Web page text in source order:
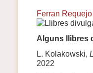
Ferran Requejo
Alguns llibres
L. Kolakowski,
2022